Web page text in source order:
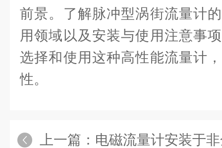
前景。了解脉冲型涡街流量计
用领域以及安装与使用注意事
选择和使用这种高性能流量计
性。
上一篇： 电磁流量计安装于